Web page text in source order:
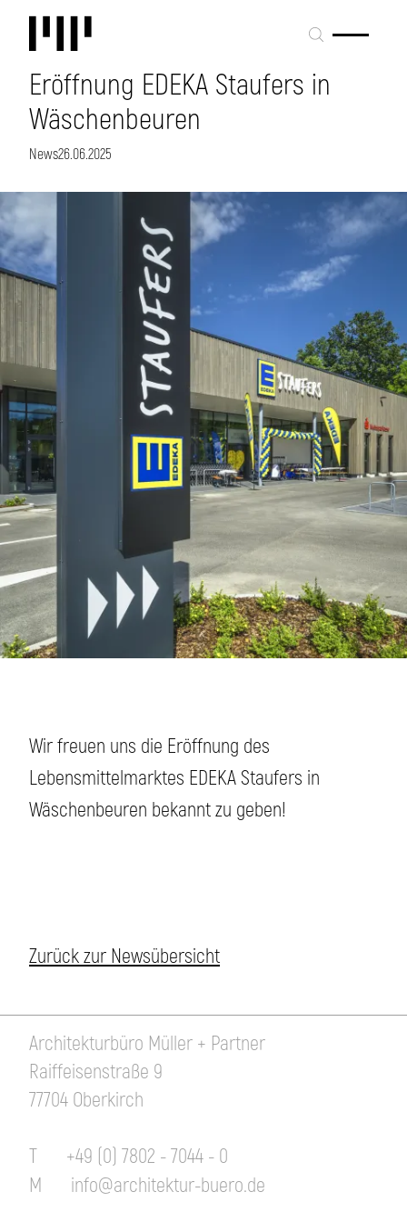
Eröffnung EDEKA Staufers in
Wäschenbeuren
News26.06.2025
Wir freuen uns die Eröffnung des
Lebensmittelmarktes EDEKA Staufers in
Wäschenbeuren bekannt zu geben!
Zurück zur Newsübersicht
Architekturbüro Müller + Partner
Raiffeisenstraße 9
77704 Oberkirch
T
+49 (0) 7802 - 7044 - 0
M
info@architektur-buero.de